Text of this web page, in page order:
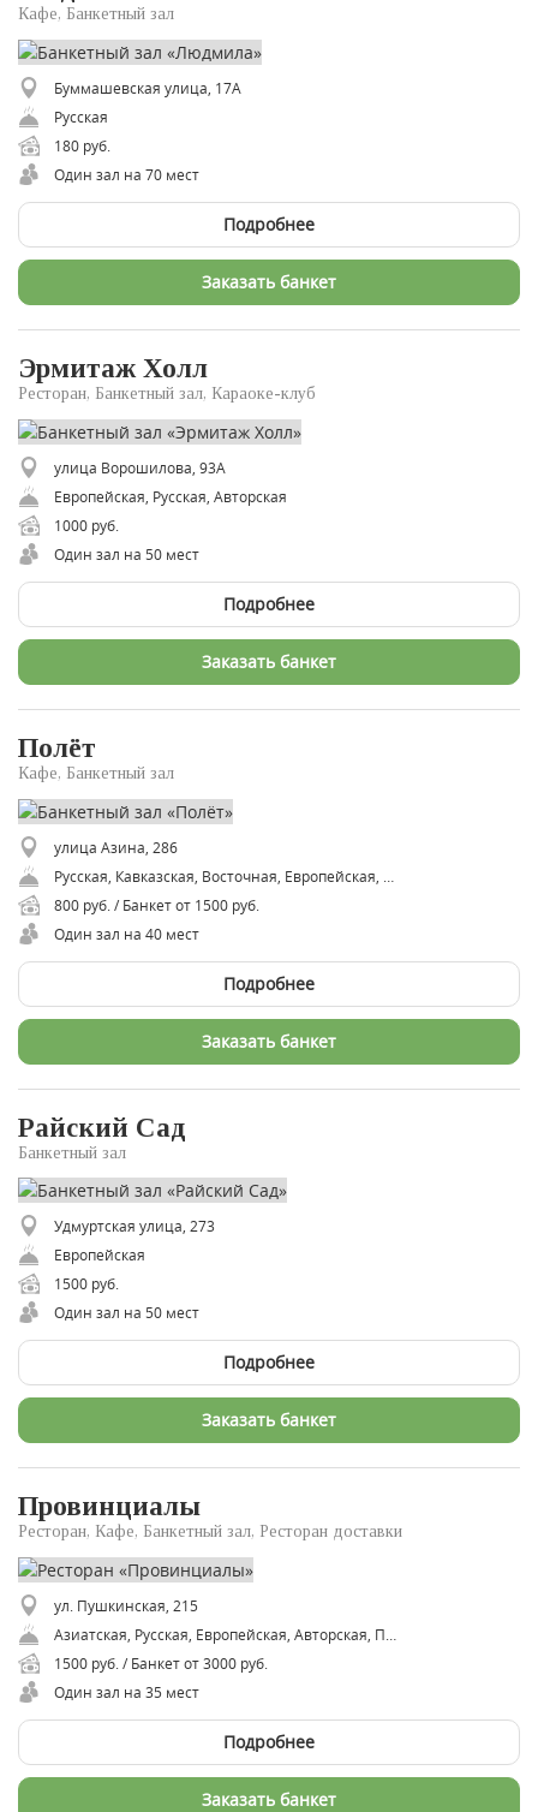
Кафе, Банкетный зал
Буммашевская улица, 17А
Русская
180 руб.
Один зал на 70 мест
Подробнее
Заказать банкет
Эрмитаж Холл
Ресторан, Банкетный зал, Караоке-клуб
улица Ворошилова, 93А
Европейская, Русская, Авторская
1000 руб.
Один зал на 50 мест
Подробнее
Заказать банкет
Полёт
Кафе, Банкетный зал
улица Азина, 286
800 руб. / Банкет от 1500 руб.
Один зал на 40 мест
Подробнее
Заказать банкет
Райский Сад
Банкетный зал
Удмуртская улица, 273
Европейская
1500 руб.
Один зал на 50 мест
Подробнее
Заказать банкет
Провинциалы
Ресторан, Кафе, Банкетный зал, Ресторан доставки
ул. Пушкинская, 215
1500 руб. / Банкет от 3000 руб.
Один зал на 35 мест
Подробнее
Заказать банкет